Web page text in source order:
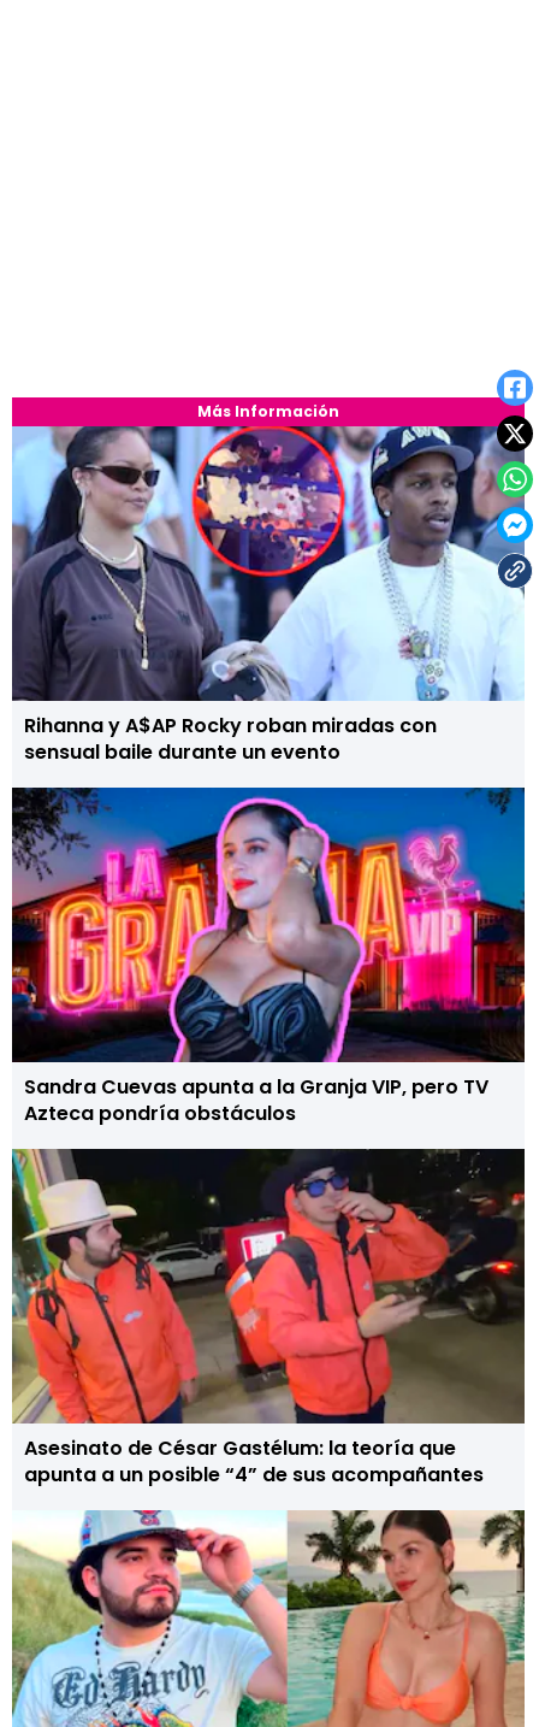
Más Información
Rihanna y A$AP Rocky roban miradas con
sensual baile durante un evento
Sandra Cuevas apunta a la Granja VIP, pero TV
Azteca pondría obstáculos
Asesinato de César Gastélum: la teoría que
apunta a un posible “4” de sus acompañantes